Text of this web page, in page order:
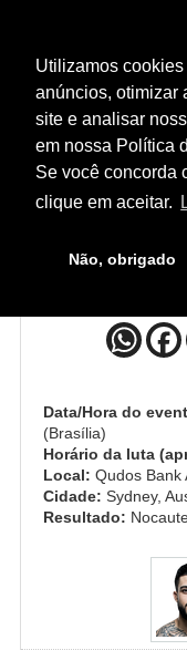
Utilizamos
anúncios, otimizar
site e analisar
em nossa Política
Se você concorda
clique em aceitar.
Não, obrigado
HOME EVENTO
Tyson
Data/Hora do
(Brasília)
Horário da luta
Local: Qudos Bank
Cidade: Sydney,
Resultado: